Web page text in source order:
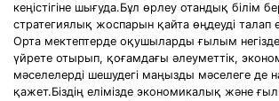
кеңістігіне шығуда.Бұл өрлеу отандық білім
стратегиялық жоспарын қайта өңдеуді талап
Орта мектептерде оқушыларды ғылым
үйрете отырып, қоғамдағы әлеуметтік,
мәселелерді шешудегі маңызды мәселеге де
қажет.Біздің елімізде экономикалық және